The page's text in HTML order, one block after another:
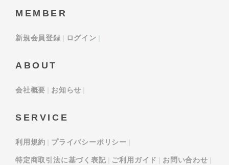
MEMBER
新規会員登録 ログイン
ABOUT
会社概要 お知らせ
SERVICE
利用規約 プライバシーポリシー
特定商取引法に基づく表記 ご利用ガイド お問い合わせ